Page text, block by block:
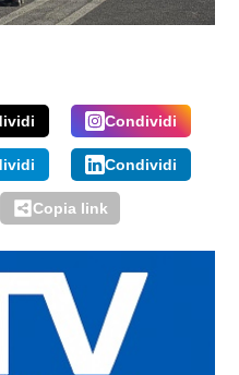
Condividi
Condividi
Copia link